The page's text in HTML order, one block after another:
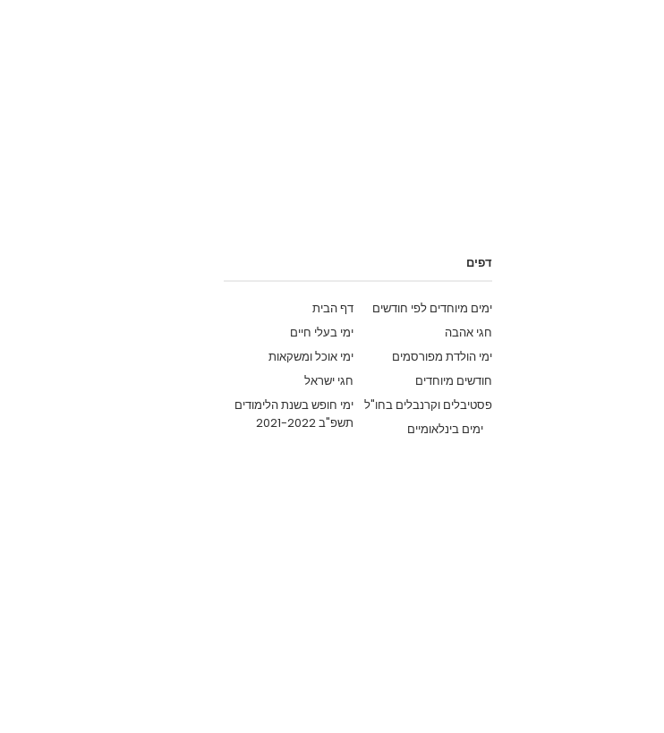
דפים
דף הבית
ימים מיוחדים לפי חודשים
ימי בעלי חיים
חגי אהבה
ימי אוכל ומשקאות
ימי הולדת מפורסמים
חגי ישראל
חודשים מיוחדים
ימי חופש בשנת הלימודים
תשפ"ב 2021-2022
פסטיבלים וקרנבלים בחו"ל
ימים בינלאומיים